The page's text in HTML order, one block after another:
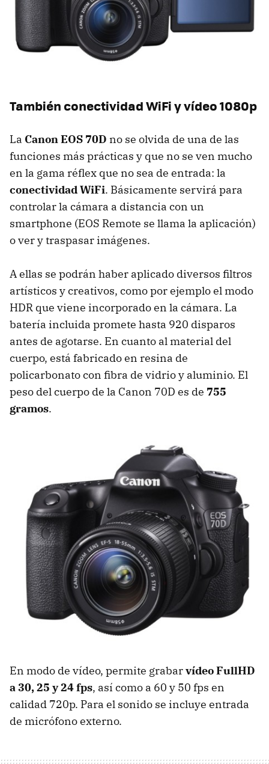
También conectividad WiFi y vídeo 1080p
La Canon EOS 70D no se olvida de una de las
funciones más prácticas y que no se ven mucho
en la gama réflex que no sea de entrada: la
conectividad WiFi. Básicamente servirá para
controlar la cámara a distancia con un
smartphone (EOS Remote se llama la aplicación)
o ver y traspasar imágenes.
A ellas se podrán haber aplicado diversos filtros
artísticos y creativos, como por ejemplo el modo
HDR que viene incorporado en la cámara. La
batería incluida promete hasta 920 disparos
antes de agotarse. En cuanto al material del
cuerpo, está fabricado en resina de
policarbonato con fibra de vidrio y aluminio. El
peso del cuerpo de la Canon 70D es de 755
gramos.
En modo de vídeo, permite grabarvídeo FullHD
a 30, 25 y 24 fps, así como a 60 y 50 fps en
calidad 720p. Para el sonido se incluye entrada
de micrófono externo.